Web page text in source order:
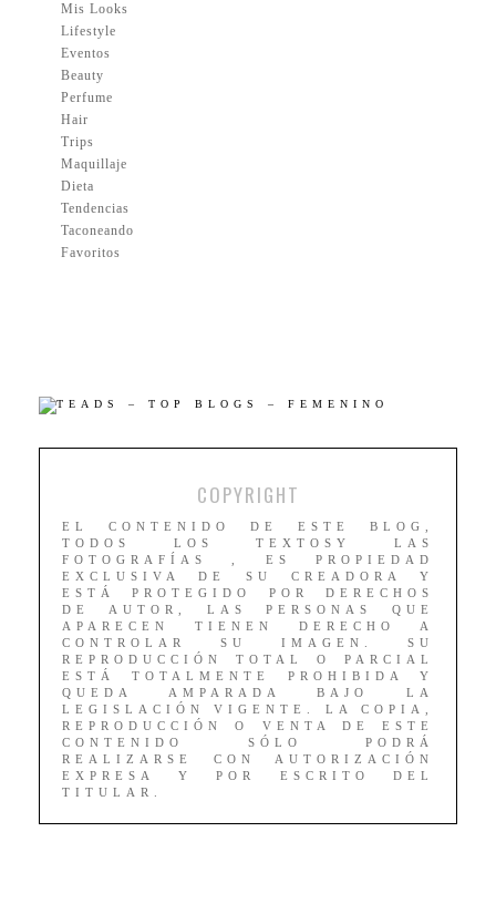
Mis Looks
Lifestyle
Eventos
Beauty
Perfume
Hair
Trips
Maquillaje
Dieta
Tendencias
Taconeando
Favoritos
COPYRIGHT
EL CONTENIDO DE ESTE BLOG,
TODOS LOS TEXTOSY LAS
FOTOGRAFÍAS , ES PROPIEDAD
EXCLUSIVA DE SU CREADORA Y
ESTÁ PROTEGIDO POR DERECHOS
DE AUTOR, LAS PERSONAS QUE
APARECEN TIENEN DERECHO A
CONTROLAR SU IMAGEN. SU
REPRODUCCIÓN TOTAL O PARCIAL
ESTÁ TOTALMENTE PROHIBIDA Y
QUEDA AMPARADA BAJO LA
LEGISLACIÓN VIGENTE. LA COPIA,
REPRODUCCIÓN O VENTA DE ESTE
CONTENIDO SÓLO PODRÁ
REALIZARSE CON AUTORIZACIÓN
EXPRESA Y POR ESCRITO DEL
TITULAR.